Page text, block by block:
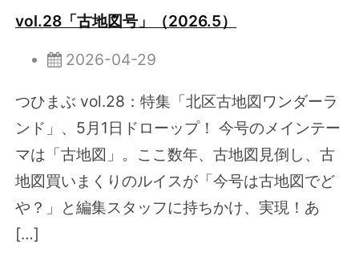
vol.28「古地図号」（2026.5）
2026-04-29
つひまぶ vol.28：特集「北区古地図ワンダーラ
ンド」、5月1日ドローップ！ 今号のメインテー
マは「古地図」。ここ数年、古地図見倒し、古
地図買いまくりのルイスが「今号は古地図でど
や？」と編集スタッフに持ちかけ、実現！あ
[…]